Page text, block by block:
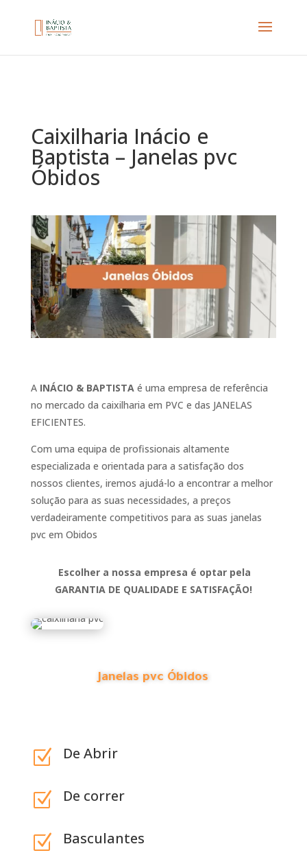
Caixilharia Inácio e
Baptista – Janelas pvc
Óbidos
A INÁCIO & BAPTISTAé uma empresa de referência
no mercado da caixilharia em PVC e das JANELAS
EFICIENTES.
Com uma equipa de profissionais altamente
especializada e orientada para a satisfação dos
nossos clientes, iremos ajudá-lo a encontrar a melhor
solução para as suas necessidades, a preços
verdadeiramente competitivos para as suas janelas
pvc em Obidos
Escolher a nossa empresa é optar pela
GARANTIA DE QUALIDADE E SATISFAÇÃO!
Janelas pvc Óbidos
Z De Abrir
Z De correr
Z Basculantes